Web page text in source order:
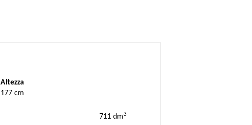
Altezza
177 cm
711 dm3